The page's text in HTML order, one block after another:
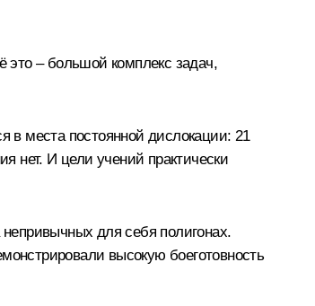
это – большой комплекс задач,
в места постоянной дислокации: 21
нет. И цели учений практически
для себя полигонах.
высокую боеготовность